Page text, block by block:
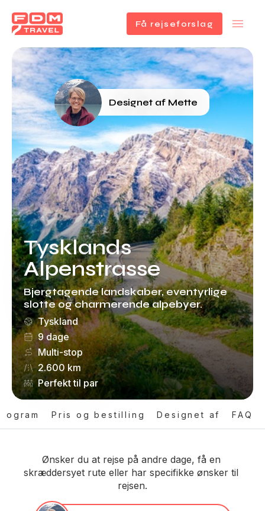
hovedindhold
Få rejseforslag
Tysklands
Alpenstrasse
Bjergtagende landskaber, eventyrlige
slotte og charmerende alpebyer.
Tyskland
9 dage
Multi-stop
2.600 km
Perfekt til par
Designet af Mette
Pris og bestilling Designet af FAQ
Ønsker du at rejse på andre dage, få en
skræddersyet rute eller har specifikke ønsker til
rejsen.